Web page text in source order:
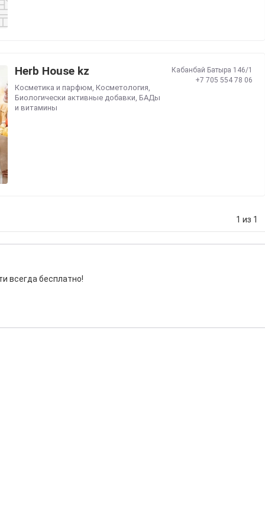
Herb House kz
Косметика и парфюм, Косметология,
Биологически активные добавки, БАДы
и витамины
Кабанбай Батыра 146/1
+7 705 554 78 06
1 из 1
всегда бесплатно!